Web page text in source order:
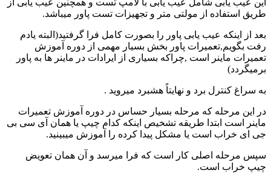
طریق استفاده از مولتی متر و تجهیزات تست پاور میباشد.
بعد از اینکه عیب یابی پاور را بصورت کامل فرا گرفتید(البته یادم
رفت بگویم,تعمیرات پاور بخش بسیار مهمی از دوره آموزش
تعمیرات ماینر است ,چراکه بسیاری از ایرادات در ماینر ها به پاور
برمیگردد)
به سراغ کنترل برد و نهایتاً هشبرد میروید .
در این مرحله که مرحله بسیار حساس در دوره آموزش تعمیرات
ماینر است ابتدا طریقه تشخیص اینکه کدام چیپ یا همان آی سی بی
جی ای خراب است یا مشکل پیدا کرده را آموزش میبینید.
سپس مرحله اصلی کار است که فرا میرسد و آن همان تعویض
چیپ خراب است.